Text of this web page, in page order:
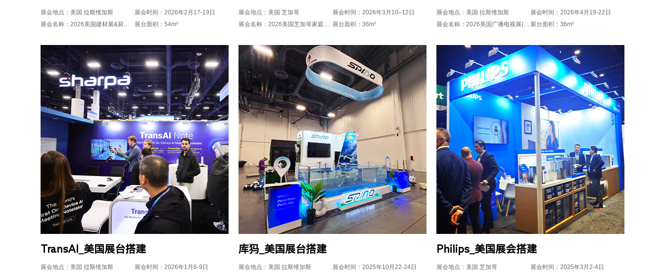
展会地点：美国 拉斯维加斯
展会时间：2026年2月17-19日
展会名称：2026美国建材展&厨卫展KBIS
展台面积：54m²
展会地点：美国 芝加哥
展会时间：2026年3月10–12日
展会名称：2026美国芝加哥家庭用品展IHA 展台面积：36m²
展会地点：美国 拉斯维加斯
展会时间：2026年4月19-22日
展会名称：2026美国广播电视展(NAB SHOW) 展台面积：36m²
TransAI_美国展台搭建
展会地点：美国 拉斯维加斯
展会时间：2026年1月6-9日
库犸_美国展台搭建
展会地点：美国 拉斯维加斯
展会时间：2025年10月22-24日
Philips_美国展会搭建
展会地点：美国 芝加哥
展会时间：2025年3月2-4日